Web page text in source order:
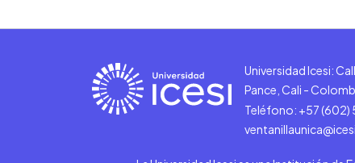
Universidad Icesi:
Pance, Cali -
Teléfono: +57 (602)